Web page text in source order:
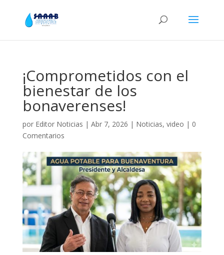
¡Comprometidos con el
bienestar de los
bonaverenses!
por Editor Noticias | Abr 7, 2026 | Noticias, video | 0
Comentarios